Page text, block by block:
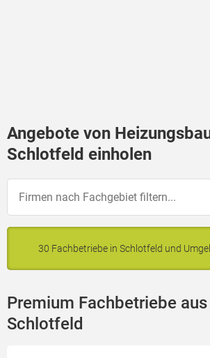
Angebote von
Schlotfeld einholen
30 Fachbetriebe in Schlotfeld und
Premium Fachbetriebe
Schlotfeld